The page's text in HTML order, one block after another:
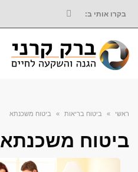
בקרו אותי ב:
FACEBOOK
ראשי » ביטוח בריאות » ביטוח משכנתא
ביטוח משכנתא